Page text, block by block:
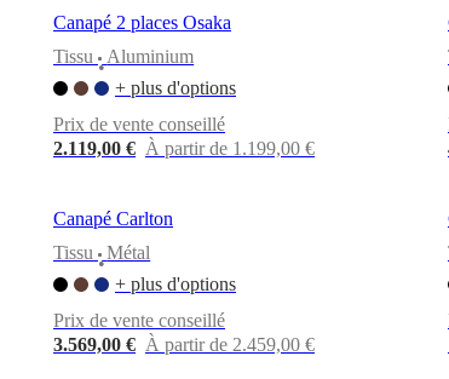
Canapé 2 places Osaka
Tissu
•
Aluminium
+ plus d'options
Prix de vente conseillé
2.119,00 € À partir de 1.199,00 €
Canapé Carlton
Tissu
•
Métal
+ plus d'options
Prix de vente conseillé
3.569,00 € À partir de 2.459,00 €